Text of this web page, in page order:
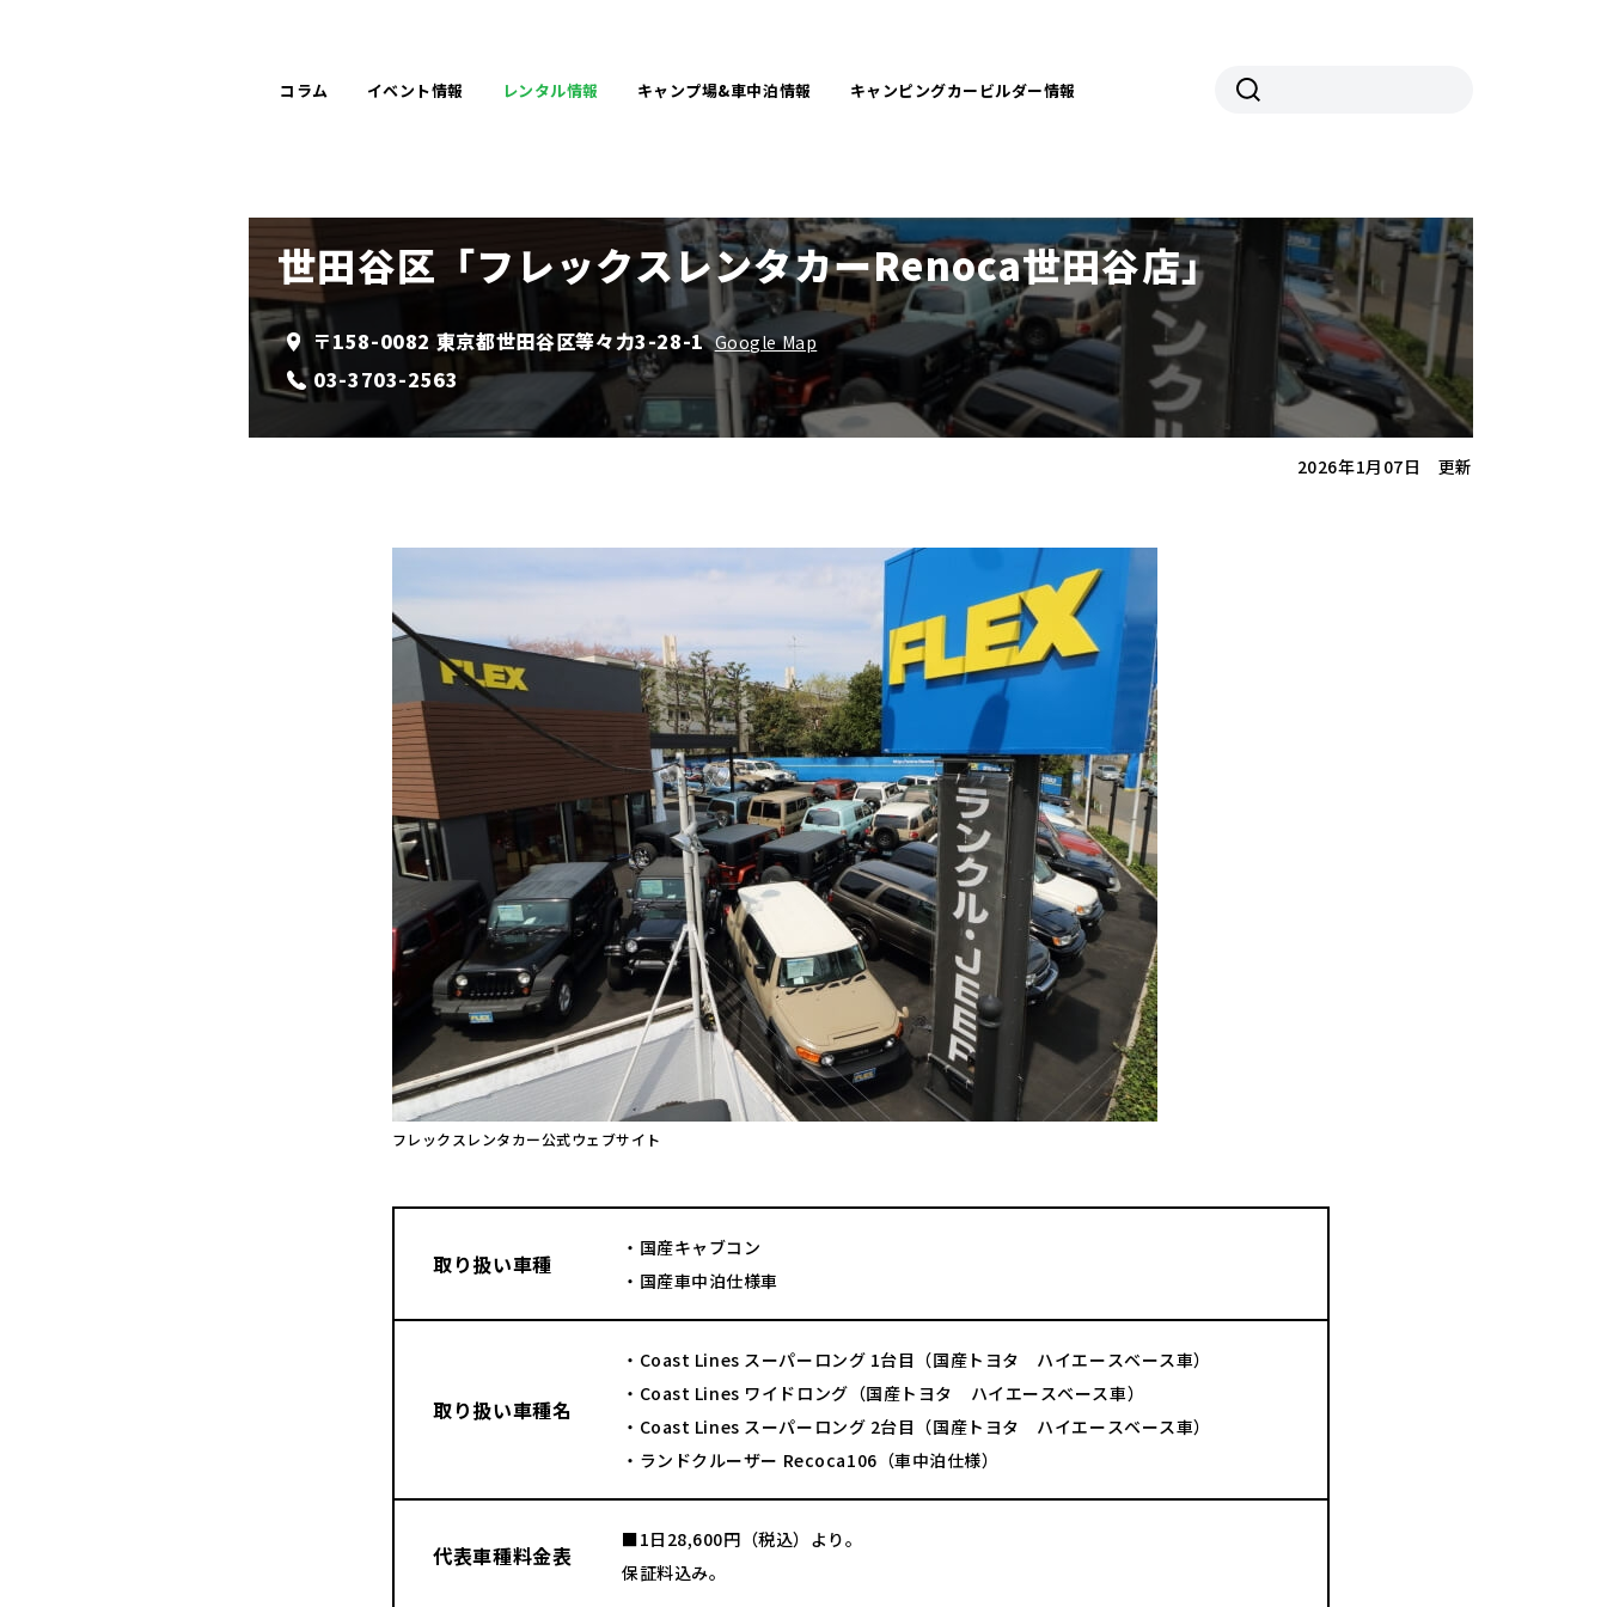
コラム イベント情報 レンタル情報 キャンプ場&車中泊情報 キャンピングカービルダー情報
世田谷区「フレックスレンタカーRenoca世田谷店」
〒158-0082 東京都世田谷区等々力3-28-1 Google Map
03-3703-2563
2026年1月07日 更新
フレックスレンタカー公式ウェブサイト
取り扱い車種
・国産キャブコン
・国産車中泊仕様車
取り扱い車種名
・Coast Lines スーパーロング 1台目（国産トヨタ ハイエースベース車）
・Coast Lines ワイドロング（国産トヨタ ハイエースベース車）
・Coast Lines スーパーロング 2台目（国産トヨタ ハイエースベース車）
・ランドクルーザー Recoca106（車中泊仕様）
代表車種料金表
■1日28,600円（税込）より。
保証料込み。